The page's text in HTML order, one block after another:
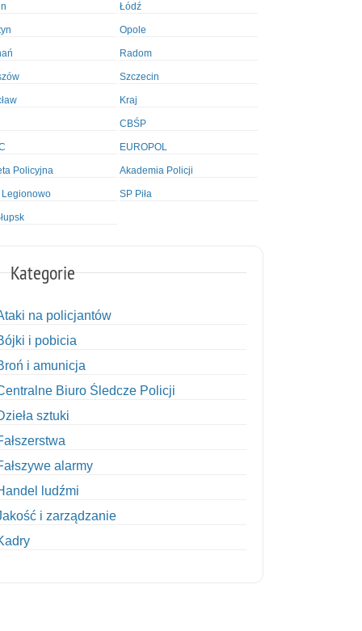
Łódź
Opole
Radom
Szczecin
Kraj
CBŚP
EUROPOL
Policyjna Akademia Policji
Legionowo SP Piła
Kategorie
na policjantów
i pobicia
i amunicja
Biuro Śledcze Policji
sztuki
alarmy
ludźmi
i zarządzanie